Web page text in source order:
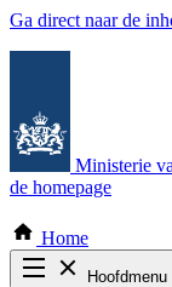
Ga direct naar de
Ministerie
de homepage
Home